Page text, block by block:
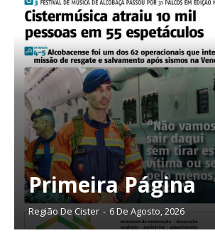
Planos de
Primeira Página
Região De Cister - 6 De Agosto, 2026